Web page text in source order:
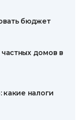
бюджет
домов в
какие налоги